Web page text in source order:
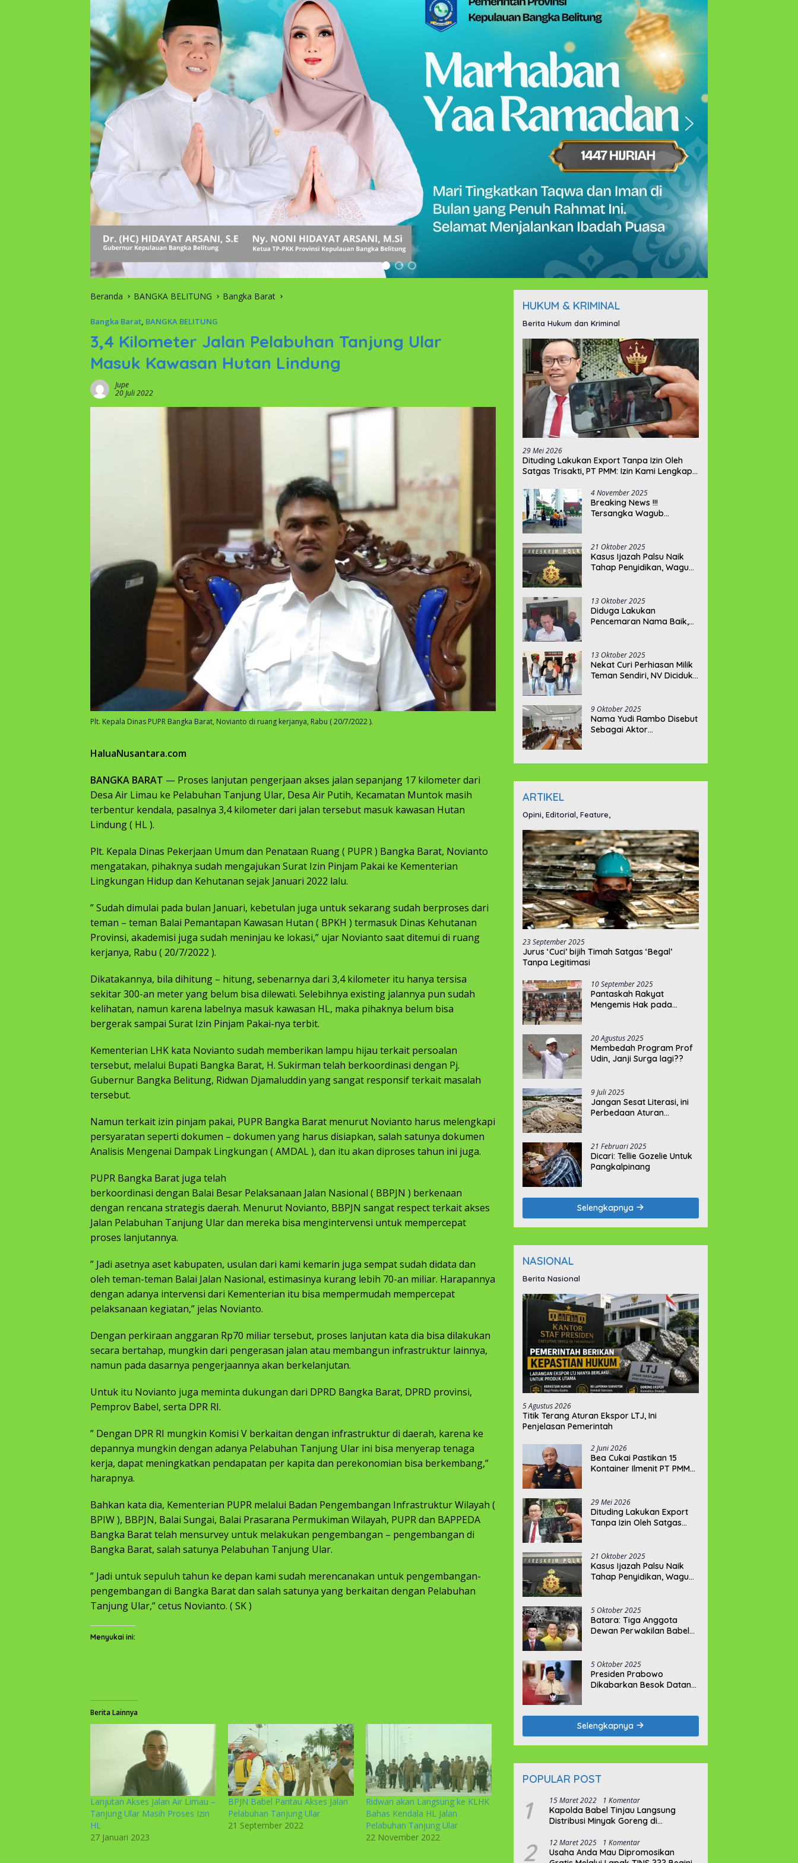
Beranda BANGKA BELITUNG Bangka Barat
Bangka Barat, BANGKA BELITUNG
3,4 Kilometer Jalan Pelabuhan Tanjung Ular
Masuk Kawasan Hutan Lindung
Jupe
20 Juli 2022
Plt. Kepala Dinas PUPR Bangka Barat, Novianto di ruang kerjanya, Rabu ( 20/7/2022 ).
HaluaNusantara.com
BANGKA BARAT — Proses lanjutan pengerjaan akses jalan sepanjang 17 kilometer dari
Desa Air Limau ke Pelabuhan Tanjung Ular, Desa Air Putih, Kecamatan Muntok masih
terbentur kendala, pasalnya 3,4 kilometer dari jalan tersebut masuk kawasan Hutan
Lindung ( HL ).
Plt. Kepala Dinas Pekerjaan Umum dan Penataan Ruang ( PUPR ) Bangka Barat, Novianto
mengatakan, pihaknya sudah mengajukan Surat Izin Pinjam Pakai ke Kementerian
Lingkungan Hidup dan Kehutanan sejak Januari 2022 lalu.
” Sudah dimulai pada bulan Januari, kebetulan juga untuk sekarang sudah berproses dari
teman – teman Balai Pemantapan Kawasan Hutan ( BPKH ) termasuk Dinas Kehutanan
Provinsi, akademisi juga sudah meninjau ke lokasi,” ujar Novianto saat ditemui di ruang
kerjanya, Rabu ( 20/7/2022 ).
Dikatakannya, bila dihitung – hitung, sebenarnya dari 3,4 kilometer itu hanya tersisa
sekitar 300-an meter yang belum bisa dilewati. Selebihnya existing jalannya pun sudah
kelihatan, namun karena labelnya masuk kawasan HL, maka pihaknya belum bisa
bergerak sampai Surat Izin Pinjam Pakai-nya terbit.
Kementerian LHK kata Novianto sudah memberikan lampu hijau terkait persoalan
tersebut, melalui Bupati Bangka Barat, H. Sukirman telah berkoordinasi dengan Pj.
Gubernur Bangka Belitung, Ridwan Djamaluddin yang sangat responsif terkait masalah
tersebut.
Namun terkait izin pinjam pakai, PUPR Bangka Barat menurut Novianto harus melengkapi
persyaratan seperti dokumen – dokumen yang harus disiapkan, salah satunya dokumen
Analisis Mengenai Dampak Lingkungan ( AMDAL ), dan itu akan diproses tahun ini juga.
PUPR Bangka Barat juga telah
berkoordinasi dengan Balai Besar Pelaksanaan Jalan Nasional ( BBPJN ) berkenaan
dengan rencana strategis daerah. Menurut Novianto, BBPJN sangat respect terkait akses
Jalan Pelabuhan Tanjung Ular dan mereka bisa mengintervensi untuk mempercepat
proses lanjutannya.
” Jadi asetnya aset kabupaten, usulan dari kami kemarin juga sempat sudah didata dan
oleh teman-teman Balai Jalan Nasional, estimasinya kurang lebih 70-an miliar. Harapannya
dengan adanya intervensi dari Kementerian itu bisa mempermudah mempercepat
pelaksanaan kegiatan,” jelas Novianto.
Dengan perkiraan anggaran Rp70 miliar tersebut, proses lanjutan kata dia bisa dilakukan
secara bertahap, mungkin dari pengerasan jalan atau membangun infrastruktur lainnya,
namun pada dasarnya pengerjaannya akan berkelanjutan.
Untuk itu Novianto juga meminta dukungan dari DPRD Bangka Barat, DPRD provinsi,
Pemprov Babel, serta DPR RI.
” Dengan DPR RI mungkin Komisi V berkaitan dengan infrastruktur di daerah, karena ke
depannya mungkin dengan adanya Pelabuhan Tanjung Ular ini bisa menyerap tenaga
kerja, dapat meningkatkan pendapatan per kapita dan perekonomian bisa berkembang,”
harapnya.
Bahkan kata dia, Kementerian PUPR melalui Badan Pengembangan Infrastruktur Wilayah (
BPIW ), BBPJN, Balai Sungai, Balai Prasarana Permukiman Wilayah, PUPR dan BAPPEDA
Bangka Barat telah mensurvey untuk melakukan pengembangan – pengembangan di
Bangka Barat, salah satunya Pelabuhan Tanjung Ular.
” Jadi untuk sepuluh tahun ke depan kami sudah merencanakan untuk pengembangan-
pengembangan di Bangka Barat dan salah satunya yang berkaitan dengan Pelabuhan
Tanjung Ular,” cetus Novianto. ( SK )
Menyukai ini:
Berita Lainnya
Lanjutan Akses Jalan Air Limau –
Tanjung Ular Masih Proses Izin
HL
27 Januari 2023
BPJN Babel Pantau Akses Jalan
Pelabuhan Tanjung Ular
21 September 2022
Ridwan akan Langsung ke KLHK
Bahas Kendala HL Jalan
Pelabuhan Tanjung Ular
22 November 2022
HUKUM & KRIMINAL
Berita Hukum dan Kriminal
29 Mei 2026
‎Dituding Lakukan Export Tanpa Izin Oleh
Satgas Trisakti, PT PMM: Izin Kami Lengkap
4 November 2025
Breaking News !!!
Tersangka Wagub
P21???
21 Oktober 2025
Kasus Ijazah Palsu Naik
Tahap Penyidikan, Wagub
13 Oktober 2025
Diduga Lakukan
Pencemaran Nama Baik,
13 Oktober 2025
Nekat Curi Perhiasan Milik
Teman Sendiri, NV Diciduk
9 Oktober 2025
Nama Yudi Rambo Disebut
Sebagai Aktor
ARTIKEL
Opini, Editorial, Feature,
23 September 2025
Jurus ‘Cuci’ bijih Timah Satgas ‘Begal’
Tanpa Legitimasi
10 September 2025
Pantaskah Rakyat
Mengemis Hak pada
20 Agustus 2025
Membedah Program Prof
Udin, Janji Surga lagi??
9 Juli 2025
Jangan Sesat Literasi, ini
Perbedaan Aturan
21 Februari 2025
Dicari: Tellie Gozelie Untuk
Pangkalpinang
Selengkapnya
NASIONAL
Berita Nasional
5 Agustus 2026
Titik Terang Aturan Ekspor LTJ, Ini
Penjelasan Pemerintah
2 Juni 2026
‎Bea Cukai Pastikan 15
Kontainer Ilmenit PT PMM
29 Mei 2026
‎Dituding Lakukan Export
Tanpa Izin Oleh Satgas
21 Oktober 2025
Kasus Ijazah Palsu Naik
Tahap Penyidikan, Wagub
5 Oktober 2025
Batara: Tiga Anggota
Dewan Perwakilan Babel
5 Oktober 2025
Presiden Prabowo
Dikabarkan Besok Datang
Selengkapnya
POPULAR POST
1 15 Maret 2022 1 Komentar
Kapolda Babel Tinjau Langsung
Distribusi Minyak Goreng di
2 12 Maret 2025 1 Komentar
Usaha Anda Mau Dipromosikan